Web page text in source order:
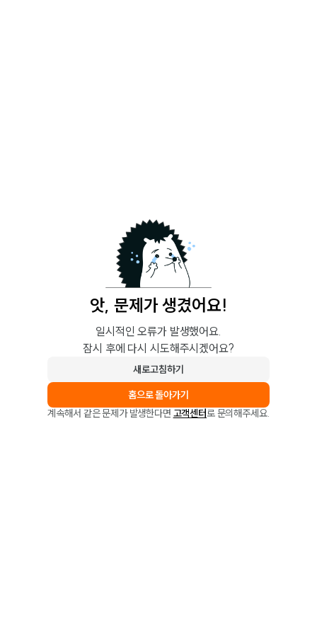
앗, 문제가 생겼어요!
일시적인 오류가 발생했어요.
잠시 후에 다시 시도해주시겠어요?
새로고침하기
홈으로 돌아가기
계속해서 같은 문제가 발생한다면 고객센터로 문의해주세요.